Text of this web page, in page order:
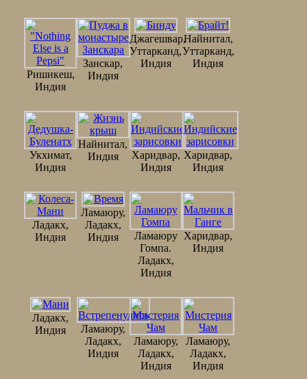
Ришикеш,
Индия
Занскар,
Индия
Джагешвар,
Уттарканд,
Индия
Найнитал,
Уттарканд,
Индия
Укхимат,
Индия
Найнитал,
Индия
Харидвар,
Индия
Харидвар,
Индия
Ладакх,
Индия
Ламаюру,
Ладакх,
Индия
Ламаюру
Гомпа.
Ладакх,
Индия
Харидвар,
Индия
Ладакх,
Индия
Ламаюру,
Ладакх,
Индия
Ламаюру,
Ладакх,
Индия
Ламаюру,
Ладакх,
Индия